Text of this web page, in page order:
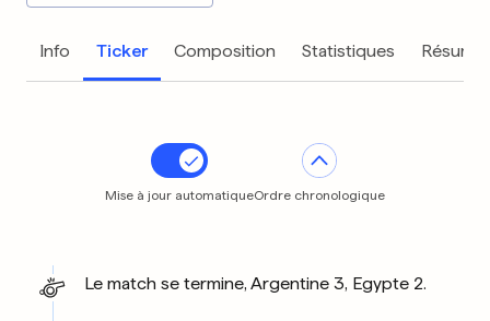
Info Ticker Composition Statistiques Résumé
Mise à jour automatiqueOrdre chronologique
Le match se termine, Argentine 3, Egypte 2.